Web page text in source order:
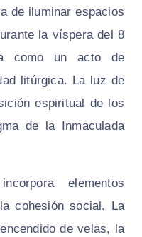
de iluminar espacios
la víspera del 8
como un acto de
litúrgica. La luz de
espiritual de los
de la Inmaculada
elementos
cohesión social. La
de velas, la